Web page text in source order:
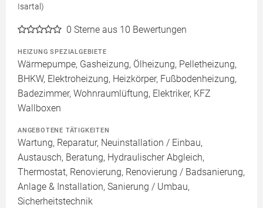
Isartal)
0 Sterne aus 10 Bewertungen
HEIZUNG SPEZIALGEBIETE
Wärmepumpe, Gasheizung, Ölheizung, Pelletheizung,
BHKW, Elektroheizung, Heizkörper, Fußbodenheizung,
Badezimmer, Wohnraumlüftung, Elektriker, KFZ
Wallboxen
ANGEBOTENE TÄTIGKEITEN
Wartung, Reparatur, Neuinstallation / Einbau,
Austausch, Beratung, Hydraulischer Abgleich,
Thermostat, Renovierung, Renovierung / Badsanierung,
Anlage & Installation, Sanierung / Umbau,
Sicherheitstechnik